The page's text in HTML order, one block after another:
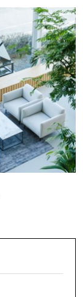
理由
ル